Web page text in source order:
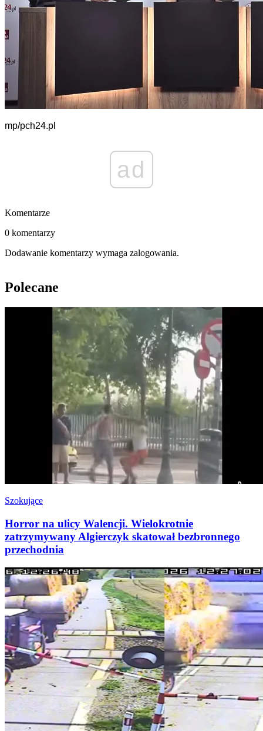
mp/pch24.pl
ad
Komentarze
0 komentarzy
Dodawanie komentarzy wymaga zalogowania.
Polecane
Szokujące
Horror na ulicy Walencji. Wielokrotnie
zatrzymywany Algierczyk skatował bezbronnego
przechodnia